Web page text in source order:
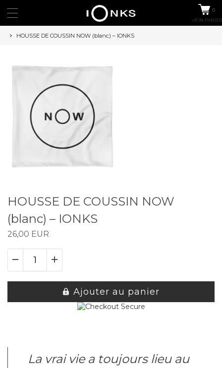
0
MON PANIER
HOUSSE DE COUSSIN NOW (blanc) – IONKS
HOUSSE DE COUSSIN NOW
(blanc) – IONKS
26,00 EUR
Ajouter au panier
La vrai vie a toujours lieu au